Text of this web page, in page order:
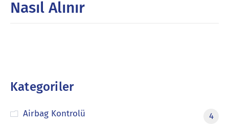
Nasıl Alınır
Kategoriler
Airbag Kontrolü
4